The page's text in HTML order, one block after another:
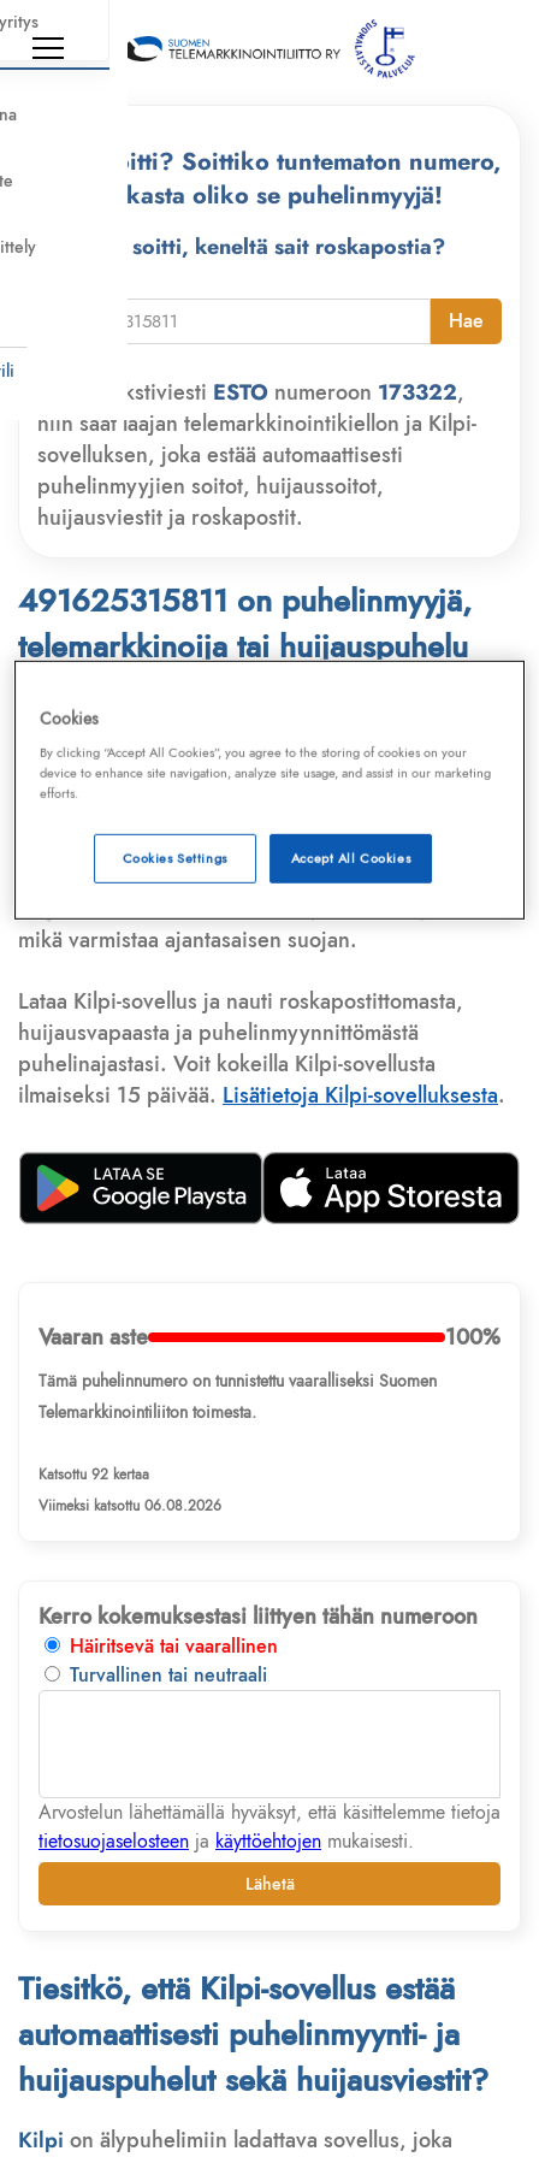
Kuka soitti? Soittiko tuntematon numero,
tarkasta oliko se puhelinmyyjä!
Kuka soitti, keneltä sait roskapostia?
Hae
Lähetä tekstiviesti ESTO numeroon 173322,
niin saat laajan telemarkkinointikiellon ja Kilpi-
sovelluksen, joka estää automaattisesti
puhelinmyyjien soitot, huijaussoitot,
huijausviestit ja roskapostit.
491625315811 on puhelinmyyjä,
telemarkkinoija tai huijauspuhelu
Puhelinnumero
Telemarkkinointiliiton jaKilpi-sovelluksen
tietokannasta, joka kattaa satoja tuhansia
Lisäksi tunnistamme automaattisesti, jos kyseessä on
puhelinhuijarin numero, sähköpostiosoitetai
huijausviesti. Tietokantaamme päivitetään jatkuvasti,
mikä varmistaa ajantasaisen suojan.
Lataa Kilpi-sovellus ja nauti roskapostittomasta,
huijausvapaasta ja puhelinmyynnittömästä
puhelinajastasi. Voit kokeilla Kilpi-sovellusta
ilmaiseksi 15 päivää. Lisätietoja Kilpi-sovelluksesta.
Vaaran aste 100%
Tämä puhelinnumero on tunnistettu vaaralliseksi Suomen
Telemarkkinointiliiton toimesta.
Katsottu 92 kertaa
Viimeksi katsottu 06.08.2026
Kerro kokemuksestasi liittyen tähän numeroon
Häiritsevä tai vaarallinen
Turvallinen tai neutraali
Arvostelun lähettämällä hyväksyt, että käsittelemme tietoja
tietosuojaselosteen ja käyttöehtojen mukaisesti.
Lähetä
Tiesitkö, että Kilpi-sovellus estää
automaattisesti puhelinmyynti- ja
huijauspuhelut sekä huijausviestit?
Kilpi on älypuhelimiin ladattava sovellus, joka
Cookies
By clicking “Accept All Cookies”, you agree to the storing of cookies on your
device to enhance site navigation, analyze site usage, and assist in our marketing
efforts.
Accept All Cookies
Cookies Settings